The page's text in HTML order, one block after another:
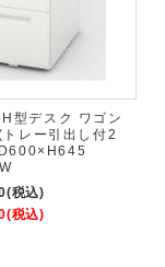
型デスク ワゴン
レー引出し付2
(税込)
(税込)